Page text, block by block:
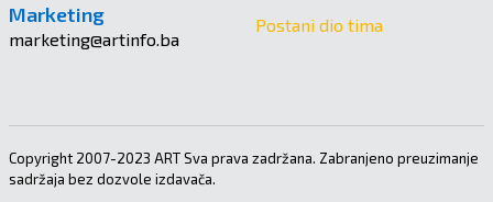
Marketing
marketing@artinfo.ba
Postani dio tima
Copyright 2007-2023 ART Sva prava zadržana. Zabranjeno preuzimanje
sadržaja bez dozvole izdavača.